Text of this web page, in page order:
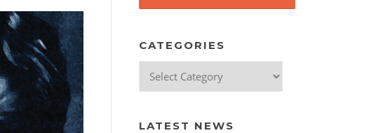
CATEGORIES
LATEST NEWS